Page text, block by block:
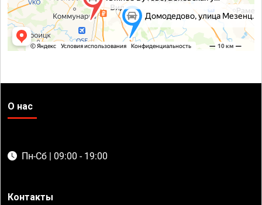
О нас
Пн-Сб | 09:00 - 19:00
Контакты